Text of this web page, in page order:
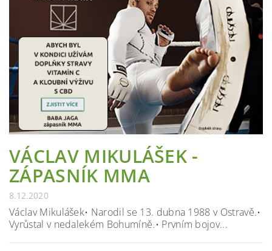
VÁCLAV MIKULÁŠEK -
ZÁPASNÍK MMA
8.12.2020
Václav Mikulášek• Narodil se 13. dubna 1988 v Ostravě.•
Vyrůstal v nedalekém Bohumíně.• Prvním bojov...